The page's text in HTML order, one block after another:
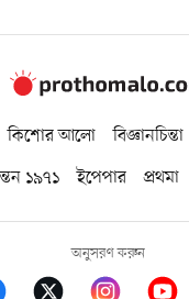
কিশোর আলো বিজ্ঞানচিন্তা
১৯৭১ ইপেপার প্রথমা
অনুসরণ করুন